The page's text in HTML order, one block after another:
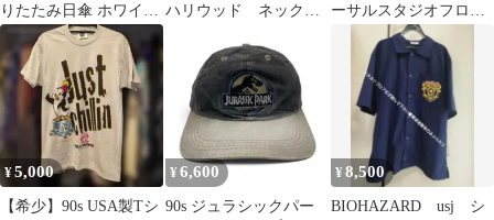
りたたみ日傘 ホワイト
SG-C601F新品未開封
ハリウッド ネックス
ユニバ 海外 グッズ
ーサルスタジオフロリ
ダ Tシャツ ネオン ヴィ
ンテージ
¥5,000
【希少】90s USA製Tシ
¥ 6,600
90s ジュラシックパー
¥8,500
BIOHAZARD usj シ